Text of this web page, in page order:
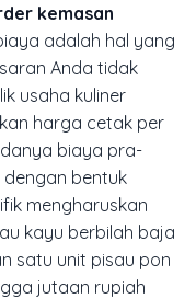
kemasan
adalah hal yang
Anda tidak
usaha kuliner
harga cetak per
biaya pra-
dengan bentuk
mengharuskan
kayu berbilah baja
satu unit pisau pon
jutaan rupiah